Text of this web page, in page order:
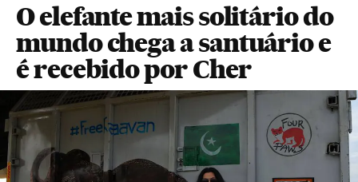
O elefante mais solitário do
mundo chega a santuário e
é recebido por Cher